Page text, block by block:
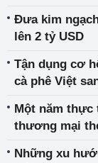
Đưa kim
lên 2 tỷ USD
Tận dụng cơ
cà phê Việt
Một năm thực
thương mại
Những xu